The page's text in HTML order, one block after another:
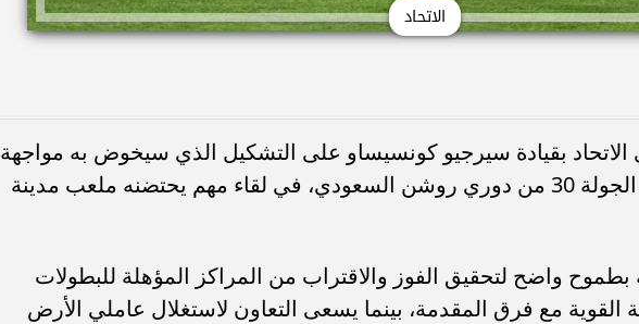
الاتحاد
الاتحاد بقيادة سيرجيو كونسيساو على التشكيل الذي سيخوض به مواجهة
التعاون، ضمن منافسات الجولة 30 من دوري روشن السعودي، في لقاء مهم يحتضنه ملعب مدينة
بطموح واضح لتحقيق الفوز والاقتراب من المراكز المؤهلة للبطولات
القوية مع فرق المقدمة، بينما يسعى التعاون لاستغلال عاملي الأرض